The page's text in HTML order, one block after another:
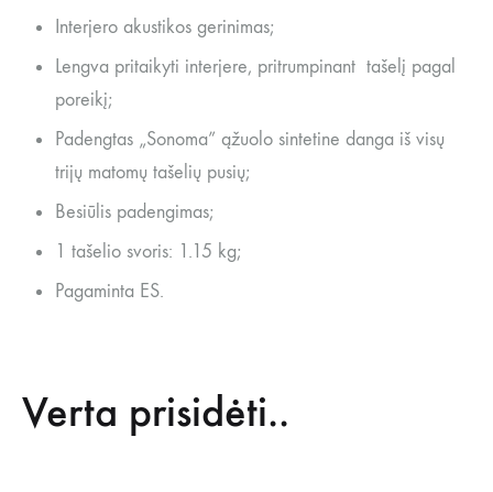
Interjero akustikos gerinimas;
Lengva pritaikyti interjere, pritrumpinant tašelį pagal
poreikį;
Padengtas „Sonoma” ąžuolo sintetine danga iš visų
trijų matomų tašelių pusių;
Besiūlis padengimas;
1 tašelio svoris: 1.15 kg;
Pagaminta ES.
Verta prisidėti..